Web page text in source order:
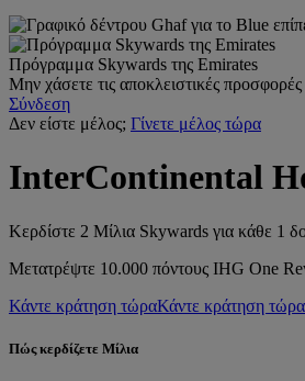
Πρόγραμμα Skywards της Emirates
Μην χάσετε τις αποκλειστικές
Σύνδεση
Δεν είστε μέλος; Γίνετε μέλος τώρα
InterContinental
Κερδίστε 2 Μίλια Skywards για κάθε 1
Μετατρέψτε 10.000 πόντους IHG One
Κάντε κράτηση τώραΚάντε κράτηση
Πώς κερδίζετε Μίλια